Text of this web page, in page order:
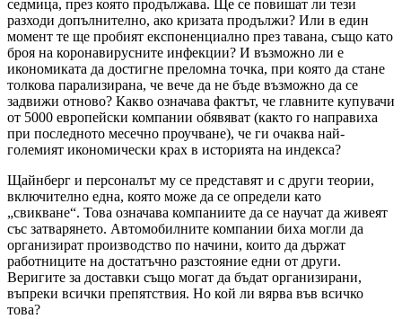
седмица, през която продължава. Ще се повишат ли тези
разходи допълнително, ако кризата продължи? Или в един
момент те ще пробият експоненциално през тавана, също като
броя на коронавирусните инфекции? И възможно ли е
икономиката да достигне преломна точка, при която да стане
толкова парализирана, че вече да не бъде възможно да се
задвижи отново? Какво означава фактът, че главните купувачи
от 5000 европейски компании обявяват (както го направиха
при последното месечно проучване), че ги очаква най-
големият икономически крах в историята на индекса?
Щайнберг и персоналът му се представят и с други теории,
включително една, която може да се определи като
„свикване“. Това означава компаниите да се научат да живеят
със затварянето. Автомобилните компании биха могли да
организират производство по начини, които да държат
работниците на достатъчно разстояние едни от други.
Веригите за доставки също могат да бъдат организирани,
въпреки всички препятствия. Но кой ли вярва във всичко
това?